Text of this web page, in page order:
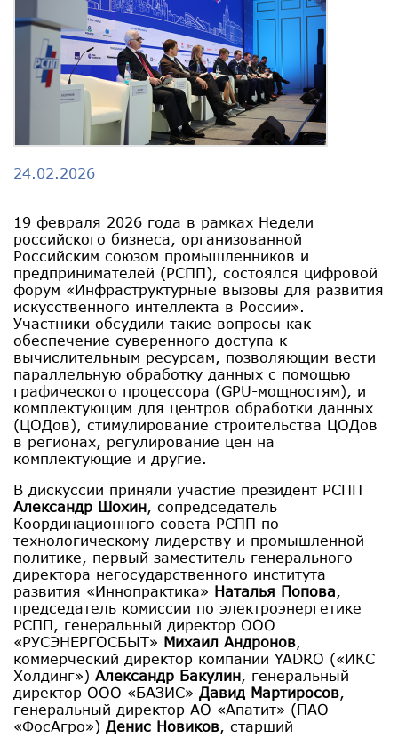
24.02.2026
19 февраля 2026 года в рамках Недели
российского бизнеса, организованной
Российским союзом промышленников и
предпринимателей (РСПП), состоялся цифровой
форум «Инфраструктурные вызовы для развития
искусственного интеллекта в России».
Участники обсудили такие вопросы как
обеспечение суверенного доступа к
вычислительным ресурсам, позволяющим вести
параллельную обработку данных с помощью
графического процессора (GPU-мощностям), и
комплектующим для центров обработки данных
(ЦОДов), стимулирование строительства ЦОДов
в регионах, регулирование цен на
комплектующие и другие.
В дискуссии приняли участие президент РСПП
Александр Шохин, сопредседатель
Координационного совета РСПП по
технологическому лидерству и промышленной
политике, первый заместитель генерального
директора негосударственного института
развития «Иннопрактика» Наталья Попова,
председатель комиссии по электроэнергетике
РСПП, генеральный директор ООО
«РУСЭНЕРГОСБЫТ» Михаил Андронов,
коммерческий директор компании YADRO («ИКС
Холдинг») Александр Бакулин, генеральный
директор ООО «БАЗИС» Давид Мартиросов,
генеральный директор АО «Апатит» (ПАО
«ФосАгро») Денис Новиков, старший